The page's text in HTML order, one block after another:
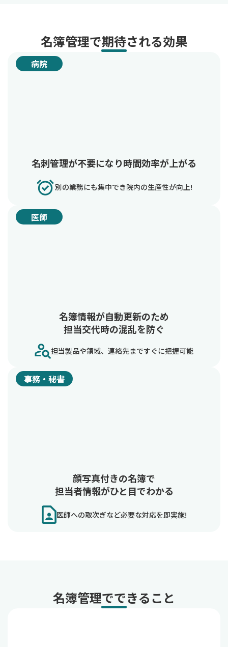
名簿管理で期待される効果
病院
名刺管理が不要になり時間効率が上がる
別の業務にも集中でき院内の生産性が向上!
医師
名簿情報が自動更新のため
担当交代時の混乱を防ぐ
担当製品や領域、連絡先まですぐに把握可能
事務・秘書
顔写真付きの名簿で
担当者情報がひと目でわかる
医師への取次ぎなど必要な対応を即実施!
名簿管理でできること